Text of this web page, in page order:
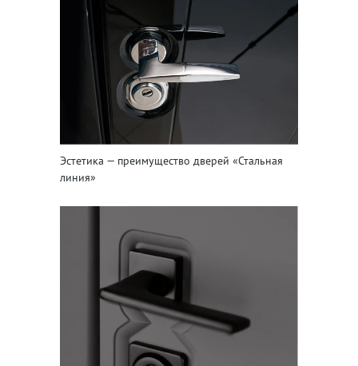
Эстетика — преимущество дверей «Стальная
линия»